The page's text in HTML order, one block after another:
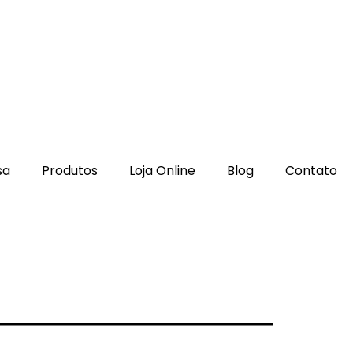
Produtos Loja Online Blog Contato